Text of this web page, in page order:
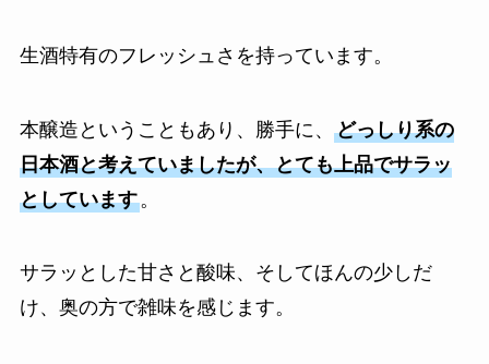
生酒特有のフレッシュさを持っています。
本醸造ということもあり、勝手に、 どっしり系の
日本酒と考えていましたが、とても上品でサラッ
としています。
サラッとした甘さと酸味、そしてほんの少しだ
け、奥の方で雑味を感じます。